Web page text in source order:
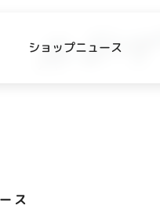
ショップニュース
ス